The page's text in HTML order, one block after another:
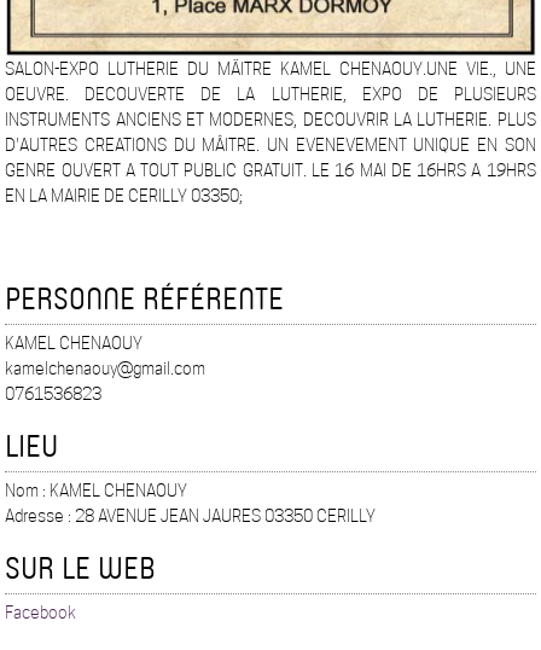
SALON-EXPO LUTHERIE DU MÄITRE KAMEL CHENAOUY.UNE VIE., UNE
OEUVRE. DECOUVERTE DE LA LUTHERIE, EXPO DE PLUSIEURS
INSTRUMENTS ANCIENS ET MODERNES, DECOUVRIR LA LUTHERIE. PLUS
D'AUTRES CREATIONS DU MÂITRE. UN EVENEVEMENT UNIQUE EN SON
GENRE OUVERT A TOUT PUBLIC GRATUIT. LE 16 MAI DE 16HRS A 19HRS
EN LA MAIRIE DE CERILLY 03350;
PERSONNE RÉFÉRENTE
KAMEL CHENAOUY
kamelchenaouy@gmail.com
0761536823
LIEU
Nom : KAMEL CHENAOUY
Adresse : 28 AVENUE JEAN JAURES 03350 CERILLY
SUR LE WEB
Facebook